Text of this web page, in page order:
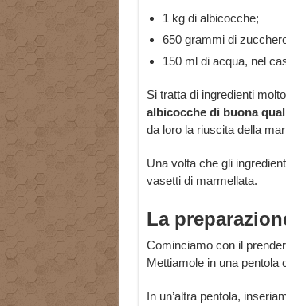
1 kg di albicocche;
650 grammi di
150 ml di acqua, nel
Si tratta di ingredienti
albicocche di buona
da loro la riuscita della
Una volta che gli
vasetti di marmellata.
La
Cominciamo con il
Mettiamole in una pentola
In un’altra pentola,